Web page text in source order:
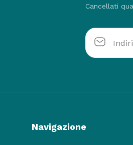
Cancellati
Navigazione